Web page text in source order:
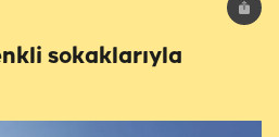
sokaklarıyla